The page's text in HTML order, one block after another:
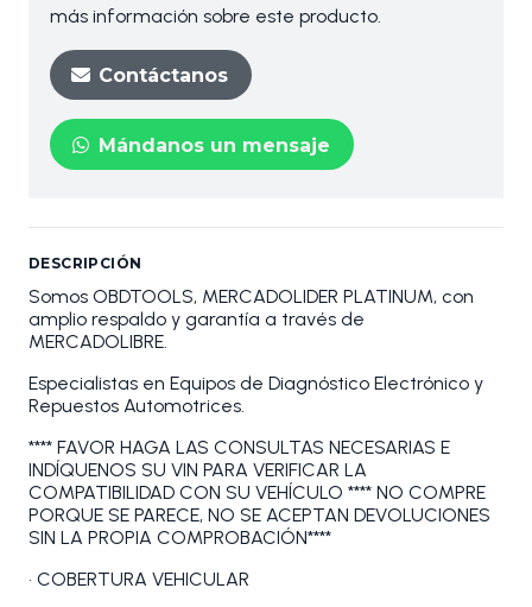
más información sobre este producto.
Contáctanos
Mándanos un mensaje
DESCRIPCIÓN
Somos OBDTOOLS, MERCADOLIDER PLATINUM, con
amplio respaldo y garantía a través de
MERCADOLIBRE.
Especialistas en Equipos de Diagnóstico Electrónico y
Repuestos Automotrices.
**** FAVOR HAGA LAS CONSULTAS NECESARIAS E
INDÍQUENOS SU VIN PARA VERIFICAR LA
COMPATIBILIDAD CON SU VEHÍCULO **** NO COMPRE
PORQUE SE PARECE, NO SE ACEPTAN DEVOLUCIONES
SIN LA PROPIA COMPROBACIÓN****
• COBERTURA VEHICULAR